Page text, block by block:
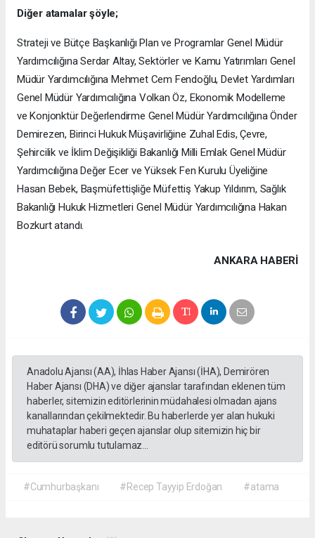
Diğer atamalar şöyle;
Strateji ve Bütçe Başkanlığı Plan ve Programlar Genel Müdür
Yardımcılığına Serdar Altay, Sektörler ve Kamu Yatırımları Genel
Müdür Yardımcılığına Mehmet Cem Fendoğlu, Devlet Yardımları
Genel Müdür Yardımcılığına Volkan Öz, Ekonomik Modelleme
ve Konjonktür Değerlendirme Genel Müdür Yardımcılığına Önder
Demirezen, Birinci Hukuk Müşavirliğine Zuhal Edis, Çevre,
Şehircilik ve İklim Değişikliği Bakanlığı Milli Emlak Genel Müdür
Yardımcılığına Değer Ecer ve Yüksek Fen Kurulu Üyeliğine
Hasan Bebek, Başmüfettişliğe Müfettiş Yakup Yıldırım, Sağlık
Bakanlığı Hukuk Hizmetleri Genel Müdür Yardımcılığına Hakan
Bozkurt atandı.
ANKARA HABERİ
Anadolu Ajansı (AA), İhlas Haber Ajansı (İHA), Demirören
Haber Ajansı (DHA) ve diğer ajanslar tarafından eklenen tüm
haberler, sitemizin editörlerinin müdahalesi olmadan ajans
kanallarından çekilmektedir. Bu haberlerde yer alan hukuki
muhataplar haberi geçen ajanslar olup sitemizin hiç bir
editörü sorumlu tutulamaz...
#Cumhurbaşkanı #Recep Tayyip Erdoğan #atama